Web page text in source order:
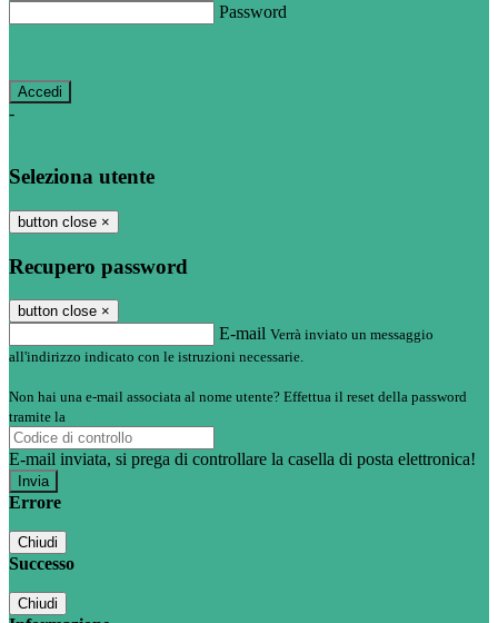
Password
-
Seleziona utente
button close ×
Recupero password
button close ×
E-mail Verrà inviato un messaggio
all'indirizzo indicato con le istruzioni necessarie.
Non hai una e-mail associata al nome utente? Effettua il reset della password
tramite la
E-mail inviata, si prega di controllare la casella di posta elettronica!
Errore
Chiudi
Successo
Chiudi